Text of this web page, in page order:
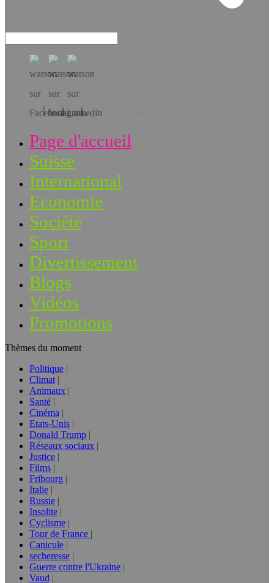
Téléchargez l’app!
Page d'accueil
Suisse
International
Economie
Société
Sport
Divertissement
Blogs
Vidéos
Promotions
Thèmes du moment
Politique
Climat
Animaux
Santé
Cinéma
Etats-Unis
Donald Trump
Réseaux sociaux
Justice
Films
Fribourg
Italie
Russie
Insolite
Cyclisme
Tour de France
Canicule
secheresse
Guerre contre l'Ukraine
Vaud